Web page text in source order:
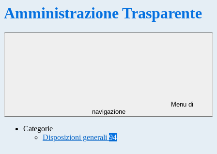
Amministrazione Trasparente
Menu di
navigazione
Categorie
Disposizioni generali 94